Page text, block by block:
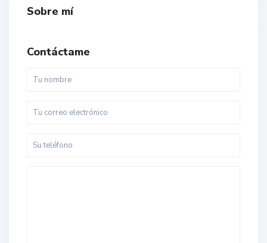
Sobre mí
Contáctame